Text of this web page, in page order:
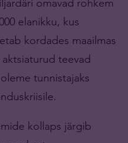
elanikku, kus
kordades maailmas
teevad
tunnistajaks
kollaps järgib